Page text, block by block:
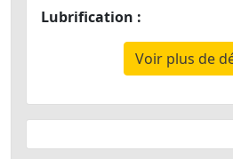
Lubrification :
Voir plus de